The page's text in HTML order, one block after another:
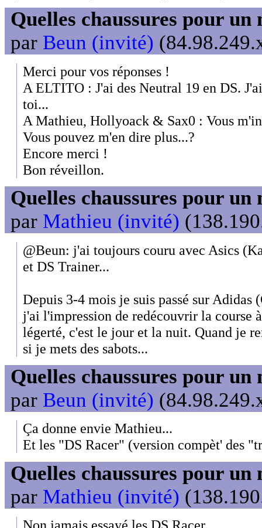
Quelles chaussures pour
par Beun (invité)
Merci pour vos réponses !
A ELTITO : J'ai des Neutral 19 en DS.
toi...
A Mathieu, Hollyoack & Sax0 : Vous
Vous pouvez m'en dire plus...?
Encore merci !
Bon réveillon.
Quelles chaussures pour
par Mathieu (invité)
@Beun: j'ai toujours couru avec Asics
et DS Trainer...
Depuis 3-4 mois je suis passé sur
j'ai l'impression de redécouvrir la course
légerté, c'est le jour et la nuit. Quand je
si je mets des sabots...
Quelles chaussures pour
par Beun (invité)
Ça donne envie Mathieu...
Et les "DS Racer" (version compèt' des
Quelles chaussures pour
par Mathieu (invité)